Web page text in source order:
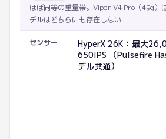
ほぼ同等の重量帯。Viper V4 Pro（49g
デルはどちらにも存在しない
センサー
HyperX 26K：最大
650IPS （Pulsefire
デル共通）